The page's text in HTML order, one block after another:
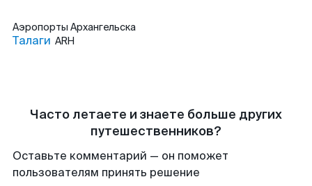
Аэропорты Архангельска
Талаги ARH
Часто летаете и знаете больше других
путешественников?
Оставьте комментарий — он поможет
пользователям принять решение